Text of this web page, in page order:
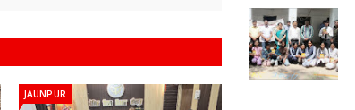
JAUNPUR